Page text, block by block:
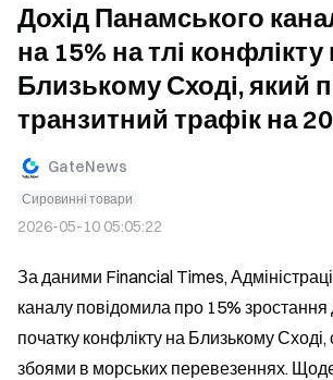
Дохід Панамського
на 15% на тлі конфлікту
Близькому Сході, який
транзитний трафік на
GateNews
Сировинні товари
2026-05-10 05:05:22
За даними Financial Times,
каналу повідомила про 15% зростання
початку конфлікту на Близькому
збоями в морських перевезеннях.